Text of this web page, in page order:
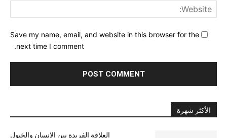
Save my name, email, and website in this browser for the
next time I comment.
الأكثر شهرة
العلاقة الفريدة بين الإنسان والخيول